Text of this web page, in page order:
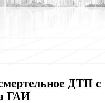
ДТП с
ГАИ